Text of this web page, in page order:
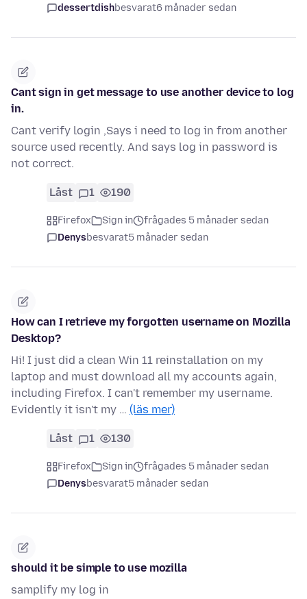
dessertdishbesvarat6 månader sedan
Cant sign in get message to use another device to log
in.
Cant verify login ,Says i need to log in from another
source used recently. And says log in password is
not correct.
Låst 1 190
Firefox Sign in
frågades 5 månader sedan
Denysbesvarat5 månader sedan
How can I retrieve my forgotten username on Mozilla
Desktop?
Hi! I just did a clean Win 11 reinstallation on my
laptop and must download all my accounts again,
including Firefox. I can't remember my username.
Evidently it isn't my … (läs mer)
Låst 1 130
Firefox Sign in
frågades 5 månader sedan
Denysbesvarat5 månader sedan
should it be simple to use mozilla
samplify my log in